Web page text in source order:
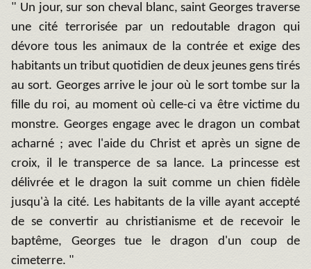
" Un jour, sur son cheval blanc, saint Georges traverse
une cité terrorisée par un redoutable dragon qui
dévore tous les animaux de la contrée et exige des
habitants un tribut quotidien de deux jeunes gens tirés
au sort. Georges arrive le jour où le sort tombe sur la
fille du roi, au moment où celle-ci va être victime du
monstre. Georges engage avec le dragon un combat
acharné ; avec l'aide du Christ et après un signe de
croix, il le transperce de sa lance. La princesse est
délivrée et le dragon la suit comme un chien fidèle
jusqu'à la cité. Les habitants de la ville ayant accepté
de se convertir au christianisme et de recevoir le
baptême, Georges tue le dragon d'un coup de
cimeterre. "